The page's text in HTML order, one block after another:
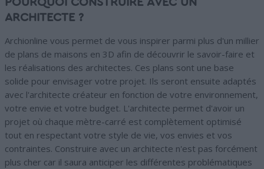
POURQUOI CONSTRUIRE AVEC UN
ARCHITECTE ?
Archionline vous permet de vous inspirer parmi plus d'un millier
de plans de maisons en 3D afin de découvrir le savoir-faire et
les réalisations des architectes. Ces plans sont une base
solide pour envisager votre projet. Ils seront ensuite adaptés
avec l'architecte créateur en fonction de votre environnement,
votre envie et votre budget. L'architecte permet d'avoir un
projet où chaque mètre-carré est complètement optimisé
tout en respectant votre style de vie, vos envies et vos
contraintes. Construire avec un architecte n'est pas forcément
plus cher car il saura anticiper les différentes problématiques